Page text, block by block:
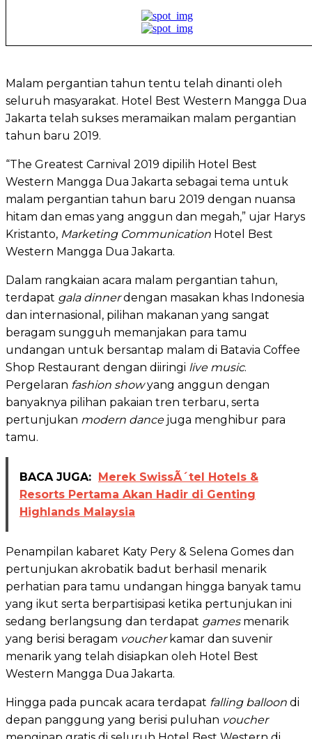
Malam pergantian tahun tentu telah dinanti oleh
seluruh masyarakat. Hotel Best Western Mangga Dua
Jakarta telah sukses meramaikan malam pergantian
tahun baru 2019.
“The Greatest Carnival 2019 dipilih Hotel Best
Western Mangga Dua Jakarta sebagai tema untuk
malam pergantian tahun baru 2019 dengan nuansa
hitam dan emas yang anggun dan megah,” ujar Harys
Kristanto, Marketing Communication Hotel Best
Western Mangga Dua Jakarta.
Dalam rangkaian acara malam pergantian tahun,
terdapat gala dinnerdengan masakan khas Indonesia
dan internasional, pilihan makanan yang sangat
beragam sungguh memanjakan para tamu
undangan untuk bersantap malam di Batavia Coffee
Shop Restaurant dengan diiringi live music.
Pergelaran fashion showyang anggun dengan
banyaknya pilihan pakaian tren terbaru, serta
pertunjukan modern dancejuga menghibur para
tamu.
BACA JUGA: Merek SwissÃ´tel Hotels &
Resorts Pertama Akan Hadir di Genting
Highlands Malaysia
Penampilan kabaret Katy Pery & Selena Gomes dan
pertunjukan akrobatik badut berhasil menarik
perhatian para tamu undangan hingga banyak tamu
yang ikut serta berpartisipasi ketika pertunjukan ini
sedang berlangsung dan terdapat gamesmenarik
yang berisi beragam voucherkamar dan suvenir
menarik yang telah disiapkan oleh Hotel Best
Western Mangga Dua Jakarta.
Hingga pada puncak acara terdapat falling balloon di
depan panggung yang berisi puluhan voucher